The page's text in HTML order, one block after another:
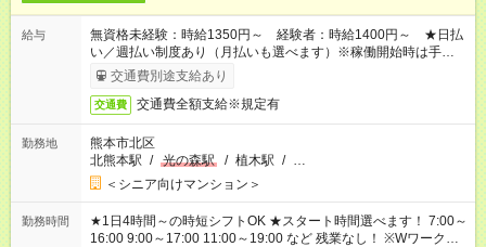
給与
無資格未経験：時給1350円～ 経験者：時給1400円～ ★日払
い／週払い制度あり（月払いも選べます）※稼働開始時は手続き
完了次第のお支払いとなります。
交通費別途支給あり
交通費 交通費全額支給※規定有
勤務地
熊本市北区
北熊本駅 / 光の森駅 / 植木駅 / …
＜シニア向けマンション＞
勤務時間
★1日4時間～の時短シフトOK ★スタート時間選べます！ 7:00～
16:00 9:00～17:00 11:00～19:00 など 残業なし！ ※Wワークの